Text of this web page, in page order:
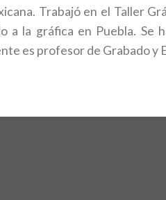
Trabajó en el Taller
a la gráfica en Puebla.
es profesor de Grabado y